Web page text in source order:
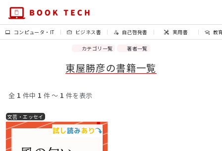
コンピュータ・IT ビジネス書 自己啓発書 実用書 教
カテゴリ一覧 著者一覧
東屋勝彦の書籍一覧
全 1 件中 1 件 〜 1 件を表示
文芸・エッセイ